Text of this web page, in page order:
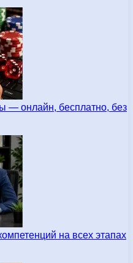
— онлайн, бесплатно, без
на всех этапах